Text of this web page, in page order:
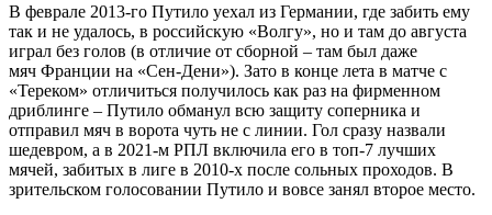
В феврале 2013-го Путило уехал из Германии, где забить ему
так и не удалось, в российскую «Волгу», но и там до августа
играл без голов (в отличие от сборной – там был даже
мяч Франции на «Сен-Дени»). Зато в конце лета в матче с
«Тереком» отличиться получилось как раз на фирменном
дриблинге – Путило обманул всю защиту соперника и
отправил мяч в ворота чуть не с линии. Гол сразу назвали
шедевром, а в 2021-м РПЛ включила его в топ-7 лучших
мячей, забитых в лиге в 2010-х после сольных проходов. В
зрительском голосовании Путило и вовсе занял второе место.